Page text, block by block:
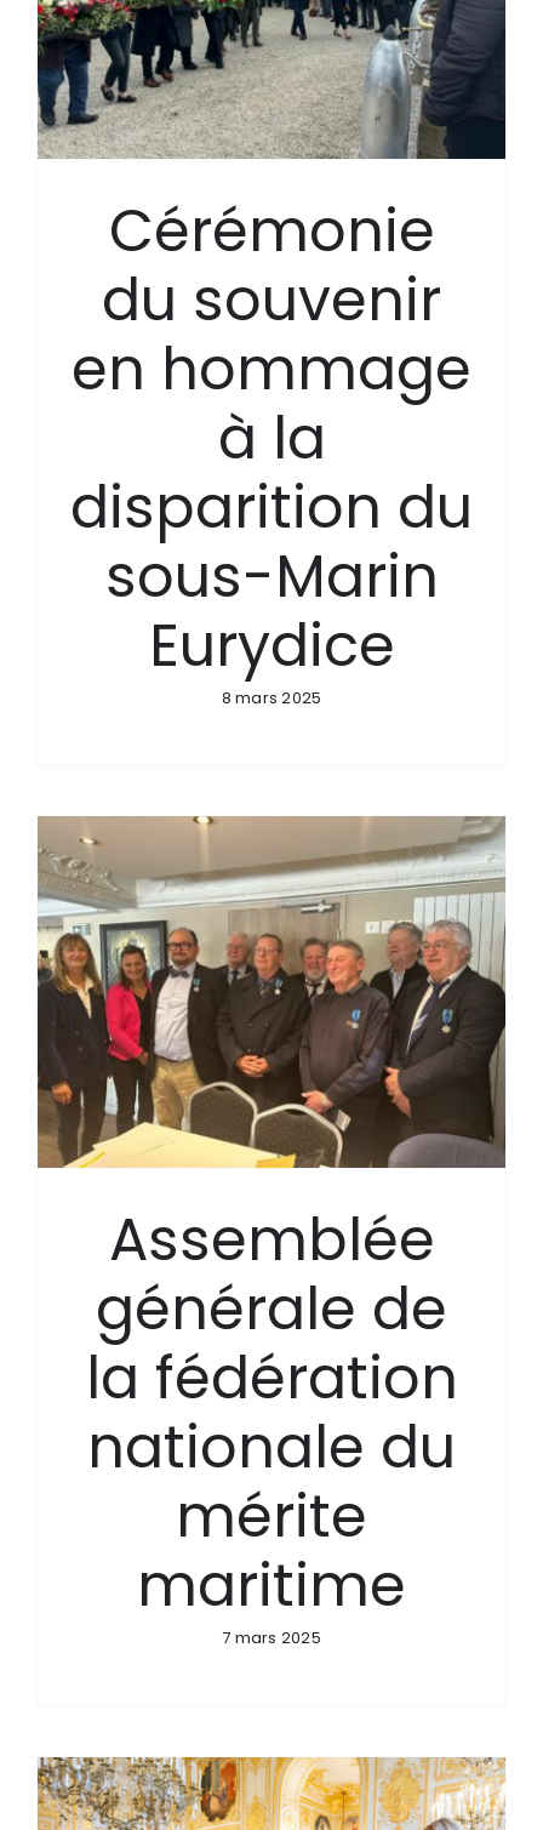
Cérémonie
du souvenir
en hommage
à la
disparition du
sous-Marin
Eurydice
8 mars 2025
Assemblée
générale de
la fédération
nationale du
mérite
maritime
7 mars 2025